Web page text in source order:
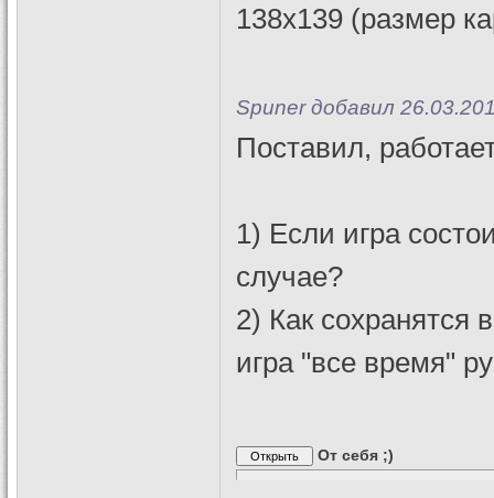
138x139 (размер
Spuner добавил
Поставил,
1) Если игра
случае?
2) Как сохранятся
игра "все время"
От себя ;)